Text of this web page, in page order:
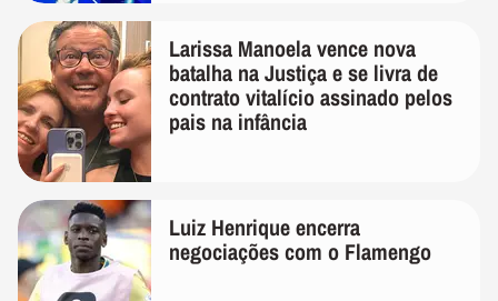
Larissa Manoela vence nova
batalha na Justiça e se livra de
contrato vitalício assinado pelos
pais na infância
Luiz Henrique encerra
negociações com o Flamengo